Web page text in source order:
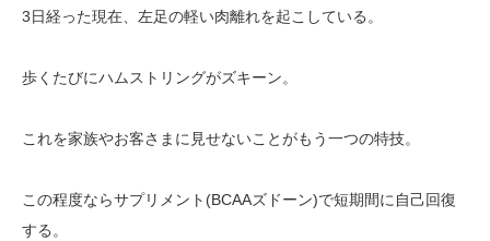
3日経った現在、左足の軽い肉離れを起こしている。
歩くたびにハムストリングがズキーン。
これを家族やお客さまに見せないことがもう一つの特技。
この程度ならサプリメント(BCAAズドーン)で短期間に自己回復
する。